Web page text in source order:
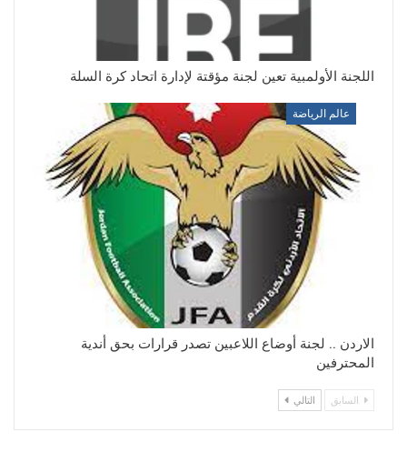
اللجنة الأولمبية تعين لجنة مؤقتة لإدارة اتحاد كرة السلة
عالم الرياضة
الاردن .. لجنة أوضاع اللاعبين تصدر قرارات بحق أندية
المحترفين
السابق التالي